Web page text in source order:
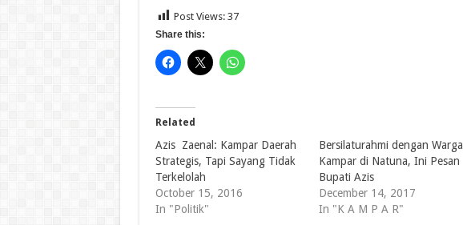
Post Views: 37
Share this:
Related
Azis Zaenal: Kampar Daerah
Strategis, Tapi Sayang Tidak
Terkelolah
October 15, 2016
In "Politik"
Bersilaturahmi dengan Warga
Kampar di Natuna, Ini Pesan
Bupati Azis
December 14, 2017
In "K A M P A R"